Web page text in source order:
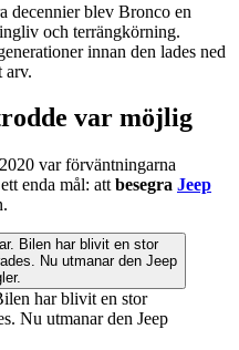
decennier blev Bronco en
och terrängkörning.
innan den lades ned
arv.
var möjlig
var förväntningarna
enda mål: att besegra Jeep
har blivit en stor
Nu utmanar den Jeep